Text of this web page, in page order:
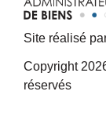
Site réalisé
Copyright
réservés